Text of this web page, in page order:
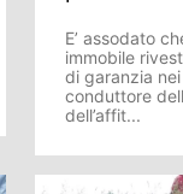
E’ assodato
immobile
di garanzia
conduttore
dell’affit...